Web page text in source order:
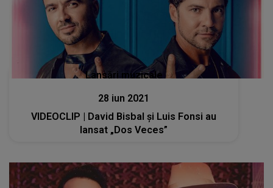
Lansări muzicale
28 iun 2021
VIDEOCLIP | David Bisbal și Luis Fonsi au
lansat „Dos Veces”